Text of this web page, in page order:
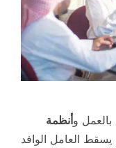
وأنظمة
العامل الوافد